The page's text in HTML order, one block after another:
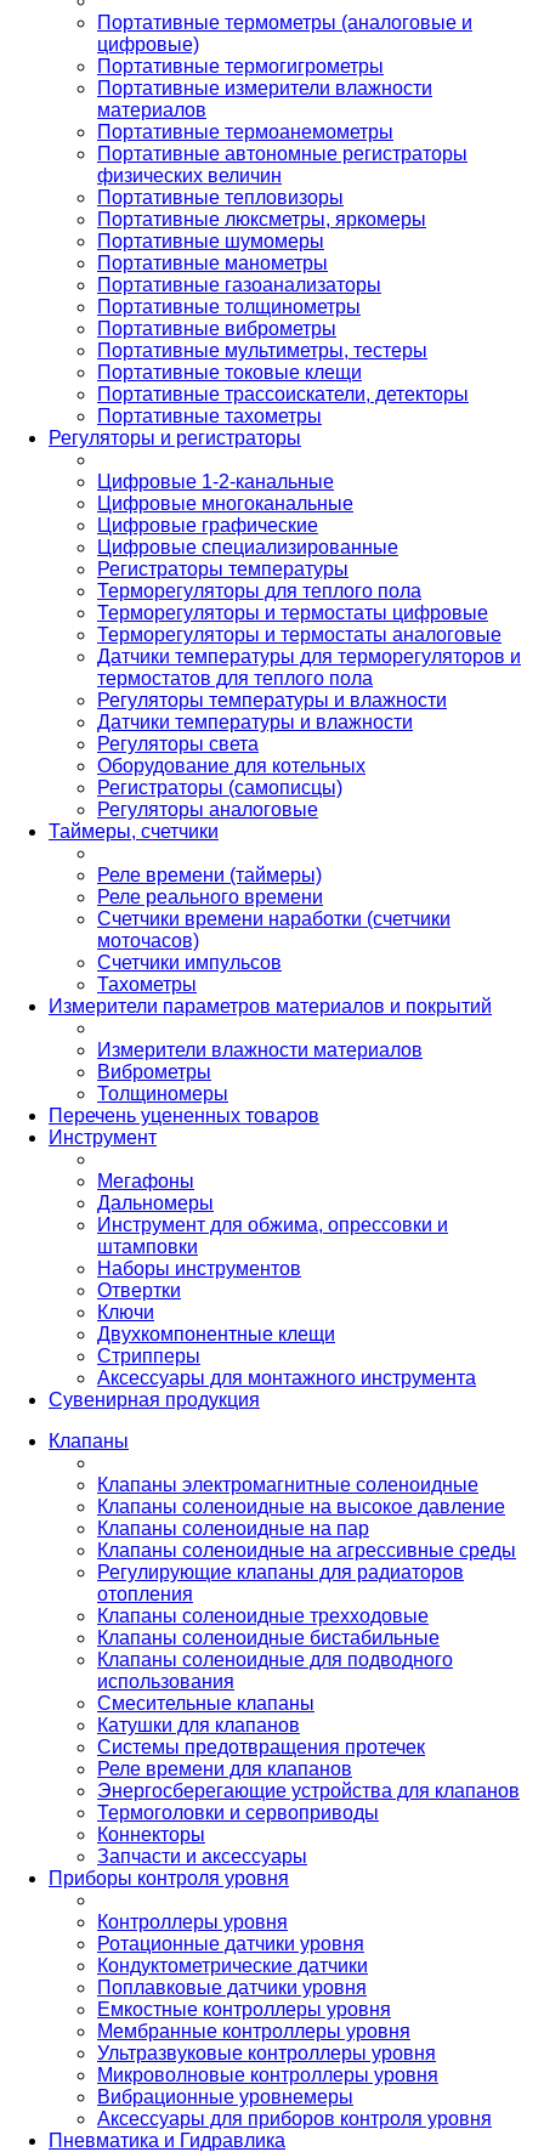
Портативные термометры (аналоговые и
цифровые)
Портативные термогигрометры
Портативные измерители влажности
материалов
Портативные термоанемометры
Портативные автономные регистраторы
физических величин
Портативные тепловизоры
Портативные люксметры, яркомеры
Портативные шумомеры
Портативные манометры
Портативные газоанализаторы
Портативные толщинометры
Портативные виброметры
Портативные мультиметры, тестеры
Портативные токовые клещи
Портативные трассоискатели, детекторы
Портативные тахометры
Регуляторы и регистраторы
Цифровые 1-2-канальные
Цифровые многоканальные
Цифровые графические
Цифровые специализированные
Регистраторы температуры
Терморегуляторы для теплого пола
Терморегуляторы и термостаты цифровые
Терморегуляторы и термостаты аналоговые
Датчики температуры для терморегуляторов и
термостатов для теплого пола
Регуляторы температуры и влажности
Датчики температуры и влажности
Регуляторы света
Оборудование для котельных
Регистраторы (самописцы)
Регуляторы аналоговые
Таймеры, счетчики
Реле времени (таймеры)
Реле реального времени
Счетчики времени наработки (счетчики
моточасов)
Счетчики импульсов
Тахометры
Измерители параметров материалов и покрытий
Измерители влажности материалов
Виброметры
Толщиномеры
Перечень уцененных товаров
Инструмент
Мегафоны
Дальномеры
Инструмент для обжима, опрессовки и
штамповки
Наборы инструментов
Отвертки
Ключи
Двухкомпонентные клещи
Стрипперы
Аксессуары для монтажного инструмента
Сувенирная продукция
Клапаны
Клапаны электромагнитные соленоидные
Клапаны соленоидные на высокое давление
Клапаны соленоидные на пар
Клапаны соленоидные на агрессивные среды
Регулирующие клапаны для радиаторов
отопления
Клапаны соленоидные трехходовые
Клапаны соленоидные бистабильные
Клапаны соленоидные для подводного
использования
Смесительные клапаны
Катушки для клапанов
Системы предотвращения протечек
Реле времени для клапанов
Энергосберегающие устройства для клапанов
Термоголовки и сервоприводы
Коннекторы
Запчасти и аксессуары
Приборы контроля уровня
Контроллеры уровня
Ротационные датчики уровня
Кондуктометрические датчики
Поплавковые датчики уровня
Емкостные контроллеры уровня
Мембранные контроллеры уровня
Ультразвуковые контроллеры уровня
Микроволновые контроллеры уровня
Вибрационные уровнемеры
Аксессуары для приборов контроля уровня
Пневматика и Гидравлика